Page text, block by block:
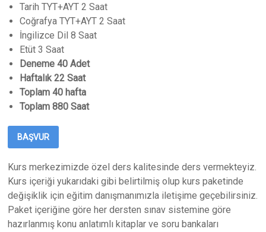
Tarih TYT+AYT 2 Saat
Coğrafya TYT+AYT 2 Saat
İngilizce Dil 8 Saat
Etüt 3 Saat
Deneme 40 Adet
Haftalık 22 Saat
Toplam 40 hafta
Toplam 880 Saat
BAŞVUR
Kurs merkezimizde özel ders kalitesinde ders vermekteyiz.
Kurs içeriği yukarıdaki gibi belirtilmiş olup kurs paketinde
değişiklik için eğitim danışmanımızla iletişime geçebilirsiniz.
Paket içeriğine göre her dersten sınav sistemine göre
hazırlanmış konu anlatımlı kitaplar ve soru bankaları